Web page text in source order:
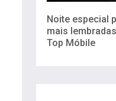
Noite especial
mais
Top Móbile